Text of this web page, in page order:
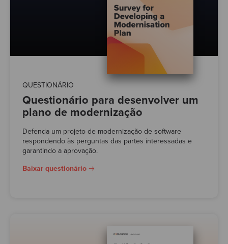
QUESTIONÁRIO
Questionário para desenvolver um
plano de modernização
Defenda um projeto de modernização de software
respondendo às perguntas das partes interessadas e
garantindo a aprovação.
Baixar questionário